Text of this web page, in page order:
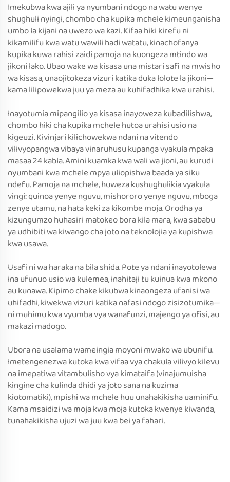
Imekubwa kwa ajili ya nyumbani ndogo na watu wenye
shughuli nyingi, chombo cha kupika mchele kimeunganisha
umbo la kijani na uwezo wa kazi. Kifaa hiki kirefu ni
kikamilifu kwa watu wawili hadi watatu, kinachofanya
kupika kuwa rahisi zaidi pamoja na kuongeza mtindo wa
jikoni lako. Ubao wake wa kisasa una mistari safi na mwisho
wa kisasa, unaojitokeza vizuri katika duka lolote la jikoni—
kama lilipowekwa juu ya meza au kuhifadhika kwa urahisi.
Inayotumia mipangilio ya kisasa inayoweza kubadilishwa,
chombo hiki cha kupika mchele hutoa urahisi usio na
kigeuzi. Kivinjari kilichowekwa ndani na vitendo
vilivyopangwa vibaya vinaruhusu kupanga vyakula mpaka
masaa 24 kabla. Amini kuamka kwa wali wa jioni, au kurudi
nyumbani kwa mchele mpya uliopishwa baada ya siku
ndefu. Pamoja na mchele, huweza kushughulikia vyakula
vingi: quinoa yenye nguvu, mishororo yenye nguvu, mboga
zenye utamu, na hata keki za kikombe moja. Orodha ya
kizungumzo huhasiri matokeo bora kila mara, kwa sababu
ya udhibiti wa kiwango cha joto na teknolojia ya kupishwa
kwa usawa.
Usafi ni wa haraka na bila shida. Pote ya ndani inayotolewa
ina ufunuo usio wa kulemea, inahitaji tu kuinua kwa mkono
au kunawa. Kipimo chake kikubwa kinaongeza ufanisi wa
uhifadhi, kiwekwa vizuri katika nafasi ndogo zisizotumika—
ni muhimu kwa vyumba vya wanafunzi, majengo ya ofisi, au
makazi madogo.
Ubora na usalama wameingia moyoni mwako wa ubunifu.
Imetengenezwa kutoka kwa vifaa vya chakula vilivyo kilevu
na imepatiwa vitambulisho vya kimataifa (vinajumuisha
kingine cha kulinda dhidi ya joto sana na kuzima
kiotomatiki), mpishi wa mchele huu unahakikisha uaminifu.
Kama msaidizi wa moja kwa moja kutoka kwenye kiwanda,
tunahakikisha ujuzi wa juu kwa bei ya fahari.